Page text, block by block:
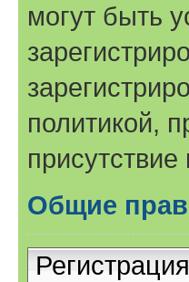
могут быть
политикой,
Общие
Регистрация